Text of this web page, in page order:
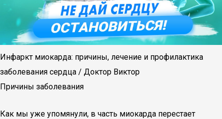
Инфаркт миокарда: причины, лечение и профилактика
заболевания сердца / Доктор Виктор
Причины заболевания
Как мы уже упомянули, в часть миокарда перестает